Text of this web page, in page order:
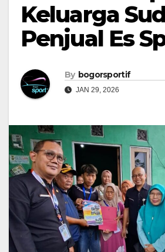
Keluarga
Penjual Es
By bogorsportif
JAN 29, 2026